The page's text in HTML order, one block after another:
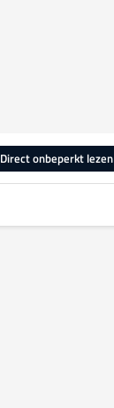
Direct onbeperkt lezen